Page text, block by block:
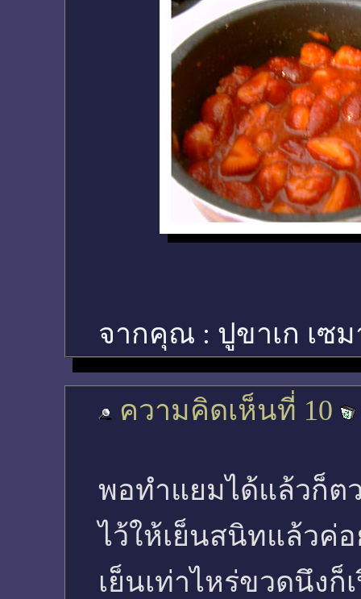
จากคุณ : ปูขาเก เซ
ความคิดเห็นที่ 10
พอทำแยมได้แล้วก็ต
ไว้ให้เย็นสนิทแล้วค่อ
เย็นเท่าไหร่ขวดนึงก็